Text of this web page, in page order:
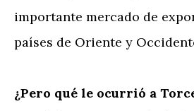
importante mercado de
países de Oriente y
¿Pero qué le ocurrió a